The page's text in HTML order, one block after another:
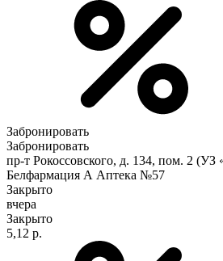
Забронировать
Забронировать
пр-т Рокоссовского, д. 134, пом. 2 (УЗ
Белфармация А Аптека №57
Закрыто
вчера
Закрыто
5,12 р.